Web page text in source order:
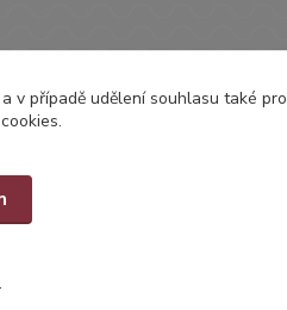
v případě udělení souhlasu také pro
.